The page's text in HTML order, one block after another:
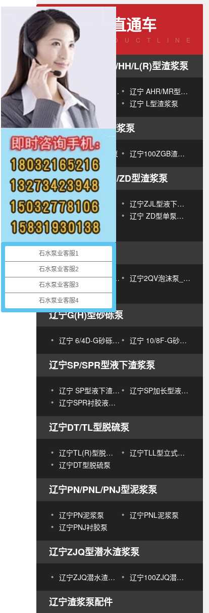
产品直通车
PRODUCTLINE
辽宁AH(R)/M(R)/HH/L(R)型渣浆泵
辽宁AH/M型重型渣浆泵
辽宁 AHR/MR型衬胶渣浆泵
辽宁 L型渣浆泵
辽宁ZGB(P)型渣浆泵
辽宁 ZGB型渣浆泵 辽宁100ZGB渣浆泵 重型渣浆泵
辽宁ZJ/ZJL/ZJG/ZD型渣浆泵
辽宁ZJ型渣浆泵
辽宁ZJL型液下渣浆泵
辽宁 ZD型单泵壳渣浆泵
辽宁AF型泡沫泵
辽宁 AF型泡沫泵_泡沫泵参数
辽宁2QV泡沫泵_泡沫泵选型
辽宁 4RV泡沫泵_泡沫泵型号
辽宁G(H)型砂砾泵
辽宁 6/4D-G砂砾泵_抽沙泵 辽宁 10/8F-G砂砾泵 抽沙泵
辽宁SP/SPR型液下渣浆泵
辽宁 SP型液下渣浆泵_液下渣浆泵
辽宁SP加长型液下渣浆泵_加长轴
辽宁SPR衬胶液下渣浆泵
辽宁DT/TL型脱硫泵
辽宁TL(R)型脱硫泵
辽宁TLL型立式脱硫泵
辽宁DT型脱硫泵
辽宁PN/PNL/PNJ型泥浆泵
辽宁PN泥浆泵
辽宁PNL泥浆泵
辽宁PNJ衬胶泵
辽宁ZJQ型潜水渣浆泵
辽宁ZJQ潜水渣浆泵 辽宁100ZJQ潜水渣浆泵
辽宁渣浆泵配件
石水泵业客服1
石水泵业客服2
石水泵业客服3
石水泵业客服4